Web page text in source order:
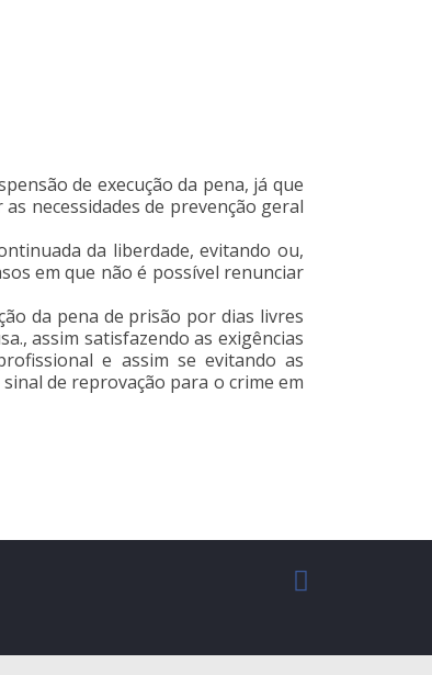
de execução da pena, já que
necessidades de prevenção geral
da liberdade, evitando ou,
em que não é possível renunciar
da pena de prisão por dias livres
assim satisfazendo as exigências
e assim se evitando as
de reprovação para o crime em